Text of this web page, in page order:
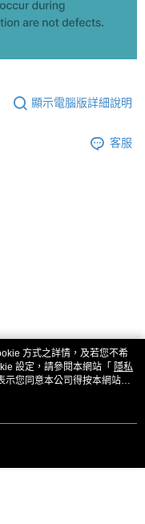
顯示電腦版詳細說明
客服
方式之詳情，及若您不希
設定，請參閱本網站「 隱私
示您同意本公司得按本網站使